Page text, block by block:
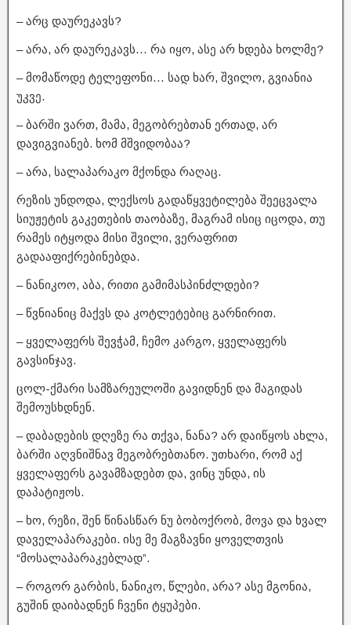
– არც დაურეკავს?
– არა, არ დაურეკავს… რა იყო, ასე არ ხდება ხოლმე?
– მომაწოდე ტელეფონი… სად ხარ, შვილო, გვიანია
უკვე.
– ბარში ვართ, მამა, მეგობრებთან ერთად, არ
დავიგვიანებ. ხომ მშვიდობაა?
– არა, სალაპარაკო მქონდა რაღაც.
რეზის უნდოდა, ლექსოს გადაწყვეტილება შეეცვალა
სიუჟეტის გაკეთების თაობაზე, მაგრამ ისიც იცოდა, თუ
რამეს იტყოდა მისი შვილი, ვერაფრით
გადააფიქრებინებდა.
– ნანიკოო, აბა, რითი გამიმასპინძლდები?
– წვნიანიც მაქვს და კოტლეტებიც გარნირით.
– ყველაფერს შევჭამ, ჩემო კარგო, ყველაფერს
გავსინჯავ.
ცოლ-ქმარი სამზარეულოში გავიდნენ და მაგიდას
შემოუსხდნენ.
– დაბადების დღეზე რა თქვა, ნანა? არ დაიწყოს ახლა,
ბარში აღვნიშნავ მეგობრებთანო. უთხარი, რომ აქ
ყველაფერს გავამზადებთ და, ვინც უნდა, ის
დაპატიჟოს.
– ხო, რეზი, შენ წინასწარ ნუ ბობოქრობ, მოვა და ხვალ
დაველაპარაკები. ისე მე მაგზავნი ყოველთვის
“მოსალაპარაკებლად”.
– როგორ გარბის, ნანიკო, წლები, არა? ასე მგონია,
გუშინ დაიბადნენ ჩვენი ტყუპები.